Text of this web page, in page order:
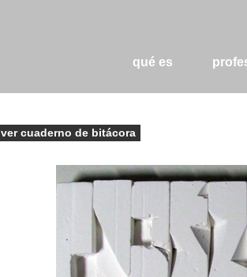
qué es
ver cuaderno de bitácora